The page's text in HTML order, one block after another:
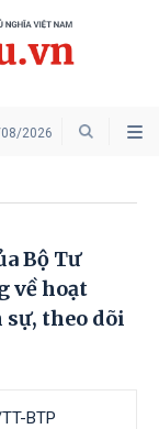
2026
Bộ Tư
về hoạt
theo dõi
BTP